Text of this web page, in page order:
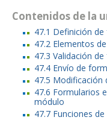
Contenidos de la
47.1 Definición
47.2 Elementos
47.3 Validación
47.4 Envío de
47.5 Modificación
47.6 Formularios
módulo
47.7 Funciones